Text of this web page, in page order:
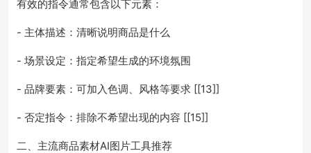
有效的指令通常包含以下元素：
- 主体描述：清晰说明商品是什么
- 场景设定：指定希望生成的环境氛围
- 品牌要素：可加入色调、风格等要求 [[13]]
- 否定指令：排除不希望出现的内容 [[15]]
二、主流商品素材AI图片工具推荐